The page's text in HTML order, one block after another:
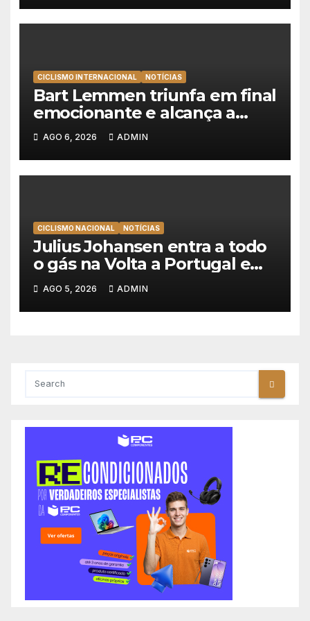
CICLISMO INTERNACIONAL NOTÍCIAS
Bart Lemmen triunfa em final
emocionante e alcança a
primeira vitória da carreira na
Volta à Polónia
AGO 6, 2026 ADMIN
CICLISMO NACIONAL NOTÍCIAS
Julius Johansen entra a todo
o gás na Volta a Portugal e
lidera dobradinha da UAE
Team Emirates em Lisboa
AGO 5, 2026 ADMIN